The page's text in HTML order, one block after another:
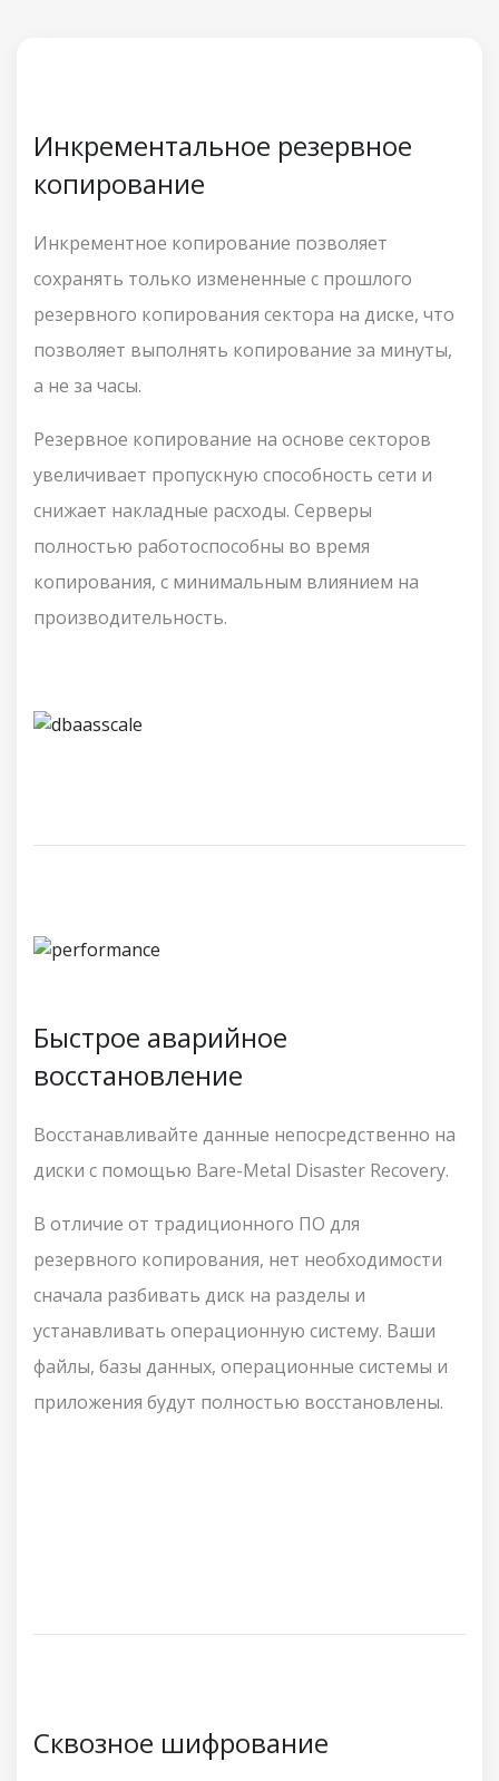
Инкрементальное резервное
копирование
Инкрементное копирование позволяет
сохранять только измененные с прошлого
резервного копирования сектора на диске, что
позволяет выполнять копирование за минуты,
а не за часы.
Резервное копирование на основе секторов
увеличивает пропускную способность сети и
снижает накладные расходы. Серверы
полностью работоспособны во время
копирования, с минимальным влиянием на
производительность.
Быстрое аварийное
восстановление
Восстанавливайте данные непосредственно на
диски с помощью Bare-Metal Disaster Recovery.
В отличие от традиционного ПО для
резервного копирования, нет необходимости
сначала разбивать диск на разделы и
устанавливать операционную систему. Ваши
файлы, базы данных, операционные системы и
приложения будут полностью восстановлены.
Сквозное шифрование